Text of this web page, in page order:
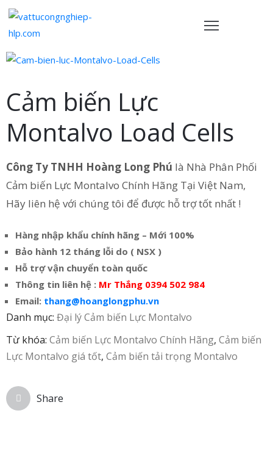
Cảm biến Lực
Montalvo Load Cells
Công Ty TNHH Hoàng Long Phú là Nhà Phân Phối
Cảm biến Lực Montalvo Chính Hãng Tại Việt Nam,
Hãy liên hệ với chúng tôi để được hỗ trợ tốt nhất !
Hàng nhập khẩu chính hãng – Mới 100%
Bảo hành 12 tháng lỗi do ( NSX )
Hỗ trợ vận chuyển toàn quốc
Thông tin liên hệ : Mr Thắng 0394 502 984
Email: thang@hoanglongphu.vn
Danh mục: Đại lý Cảm biến Lực Montalvo
Từ khóa: Cảm biến Lực Montalvo Chính Hãng, Cảm biến
Lực Montalvo giá tốt, Cảm biến tải trọng Montalvo
Share